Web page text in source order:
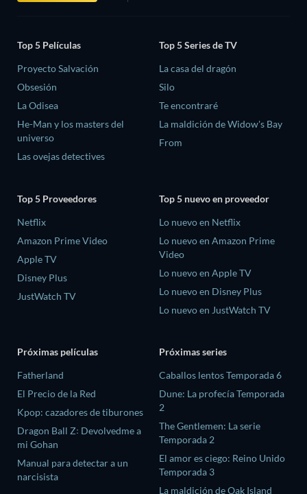
Top 5 Películas
Proyecto Salvación
Obsesión
La Odisea
He-Man y los masters del
universo
Las ovejas detectives
Top 5 Series de TV
La casa del dragón
Silo
Te encontraré
La maldición de Widow's Bay
From
Top 5 Proveedores
Netflix
Amazon Prime Video
Apple TV
Disney Plus
JustWatch TV
Top 5 nuevo en proveedor
Lo nuevo en Netflix
Lo nuevo en Amazon Prime
Video
Lo nuevo en Apple TV
Lo nuevo en Disney Plus
Lo nuevo en JustWatch TV
Próximas películas
Fatherland
El Precio de la Red
Kpop: cazadores de tiburones
Dragon Ball Z꞉ Devolvedme a
mi Gohan
Manual para detectar a un
narcisista
Próximas series
Caballos lentos Temporada 6
Dune: La profecía Temporada
2
The Gentlemen: La serie
Temporada 2
El amor es ciego: Reino Unido
Temporada 3
La maldición de Oak Island